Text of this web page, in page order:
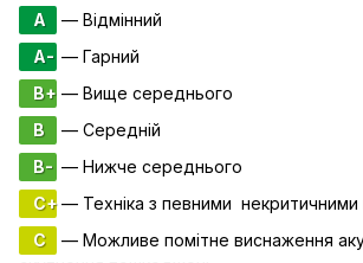
A
— Відмінний
A- — Гарний
B+ — Вище середнього
B
— Середній
B- — Нижче середнього
C+— Техніка з певними
C
— Можливе помітне виснаження